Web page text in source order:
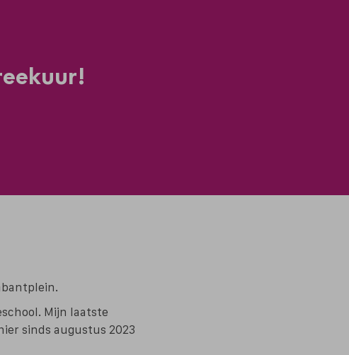
Mijn laatste
sinds augustus 2023